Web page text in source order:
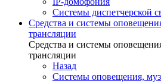
Системы диспетчерской
Средства и системы
трансляции
Средства и системы
трансляции
Назад
Системы оповещения,